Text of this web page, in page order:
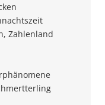
Zahlenland